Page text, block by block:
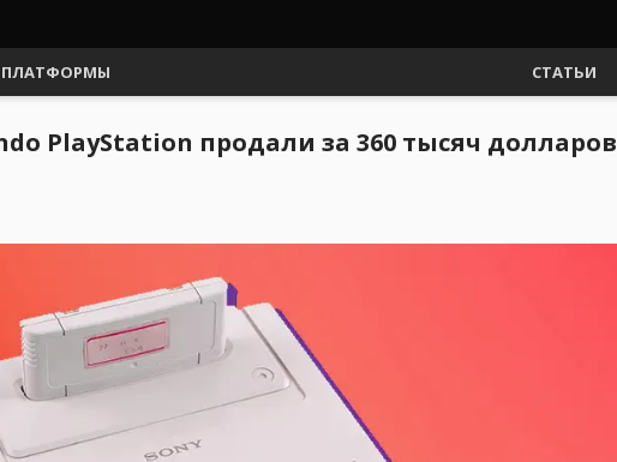
ПЛАТФОРМЫ СТАТЬИ
PlayStation продали за 360 тысяч долларов